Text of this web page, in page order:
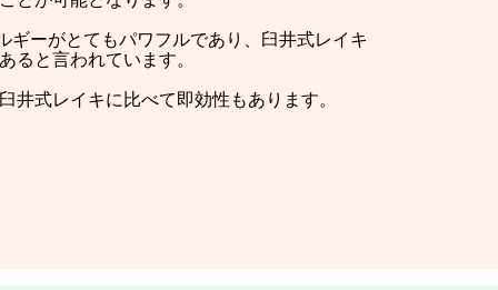
ギーがとてもパワフルであり、臼井式レイキ
ると言われています。
井式レイキに比べて即効性もあります。